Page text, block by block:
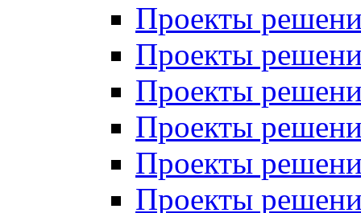
Проекты
Проекты
Проекты
Проекты
Проекты
Проекты